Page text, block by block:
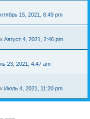
15, 2021, 8:49 pm
« Август 4, 2021, 2:46 pm
23, 2021, 4:47 am
« Июль 4, 2021, 11:20 pm